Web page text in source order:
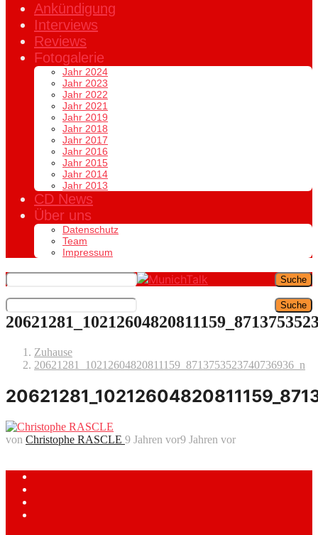
Ankündigung
Interviews
Reviews
Fotogalerie
Jahr 2024
Jahr 2023
Jahr 2022
Jahr 2021
Jahr 2019
Jahr 2018
Jahr 2017
Jahr 2016
Jahr 2015
Jahr 2014
Jahr 2013
CD News
Über uns
Datenschutz
Team
Impressum
Suche
Suche
Zuhause
20621281_10212604820811159_8713753523740736936_n
von Christophe RASCLE 9 Jahren vor9 Jahren vor